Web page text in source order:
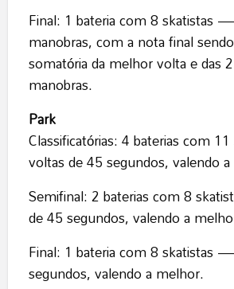
Final: 1 bateria com 8 skatistas
manobras, com a nota final
somatória da melhor volta e das
manobras.
Park
Classificatórias: 4 baterias com
voltas de 45 segundos, valendo
Semifinal: 2 baterias com 8
de 45 segundos, valendo a
Final: 1 bateria com 8 skatistas
segundos, valendo a melhor.